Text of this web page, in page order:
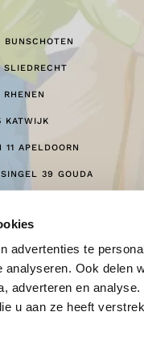
advertenties te
Ook delen
adverteren en
u aan ze heeft
BUNSCHOTEN
SLIEDRECHT
RHENEN
KATWIJK
11 APELDOORN
39 GOUDA